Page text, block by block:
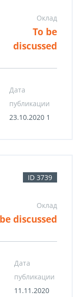
Оклад
To be
discussed
Дата
публикации
23.10.2020 1
ID 3739
Оклад
discussed
Дата
публикации
11.11.2020